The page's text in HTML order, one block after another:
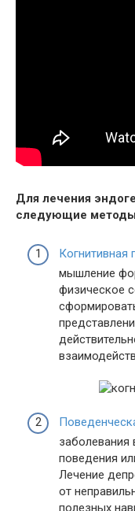
Для лечения
следующие методы
Когнитивная
мышление
физическое
заболевания
поведения
Лечение
от
полезных